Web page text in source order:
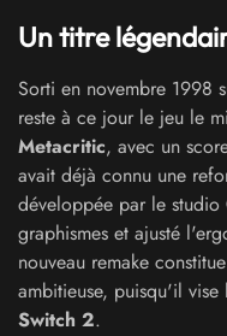
Un titre
Sorti en novembre 1998
reste à ce jour le jeu le
Metacritic, avec un
avait déjà connu une
développée par le studio
graphismes et ajusté
nouveau remake
ambitieuse, puisqu'il
Switch 2.